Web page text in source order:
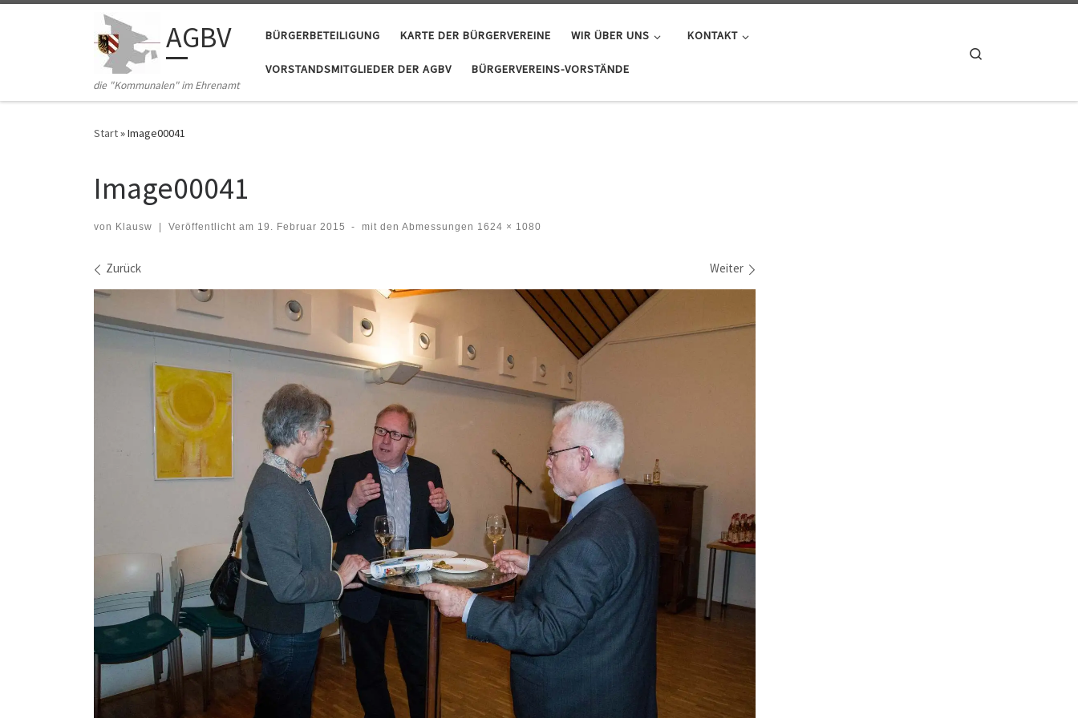
Zum Inhalt springen AGBV
die "Kommunalen" im Ehrenamt
BÜRGERBETEILIGUNG KARTE DER BÜRGERVEREINE WIR ÜBER UNS KONTAKT
VORSTANDSMITGLIEDER DER AGBV BÜRGERVEREINS-VORSTÄNDE
Start»Image00041
Image00041
von Klausw Veröffentlicht am 19. Februar 2015 - mit den Abmessungen 1624 × 1080
Bilder Navigation
Zurück Weiter